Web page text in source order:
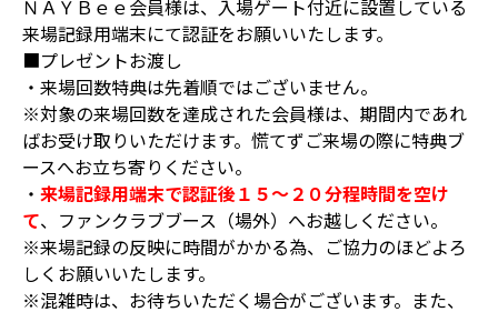
ＮＡＹＢｅｅ会員様は、入場ゲート付近に設置している
来場記録用端末にて認証をお願いいたします。
■プレゼントお渡し
・来場回数特典は先着順ではございません。
※対象の来場回数を達成された会員様は、期間内であれ
ばお受け取りいただけます。慌てずご来場の際に特典ブ
ースへお立ち寄りください。
・ 来場記録用端末で認証後１５～２０分程時間を空け
て、ファンクラブブース（場外）へお越しください。
※来場記録の反映に時間がかかる為、ご協力のほどよろ
しくお願いいたします。
※混雑時は、お待ちいただく場合がございます。また、